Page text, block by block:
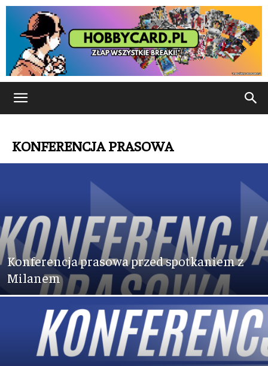
KONFERENCJA PRASOWA
Konferencja prasowa przed spotkaniem z
Milanem